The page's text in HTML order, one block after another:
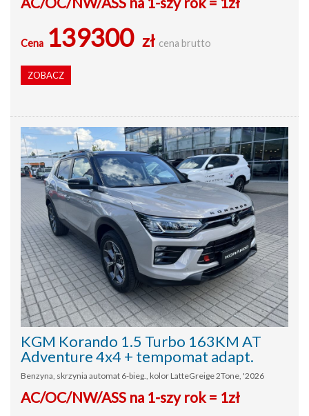
Cena 139300 zł cena brutto
ZOBACZ
KGM Korando 1.5 Turbo 163KM AT
Adventure 4x4 + tempomat adapt.
Benzyna, skrzynia automat 6-bieg., kolor LatteGreige 2Tone, '2026
AC/OC/NW/ASS na 1-szy rok = 1zł